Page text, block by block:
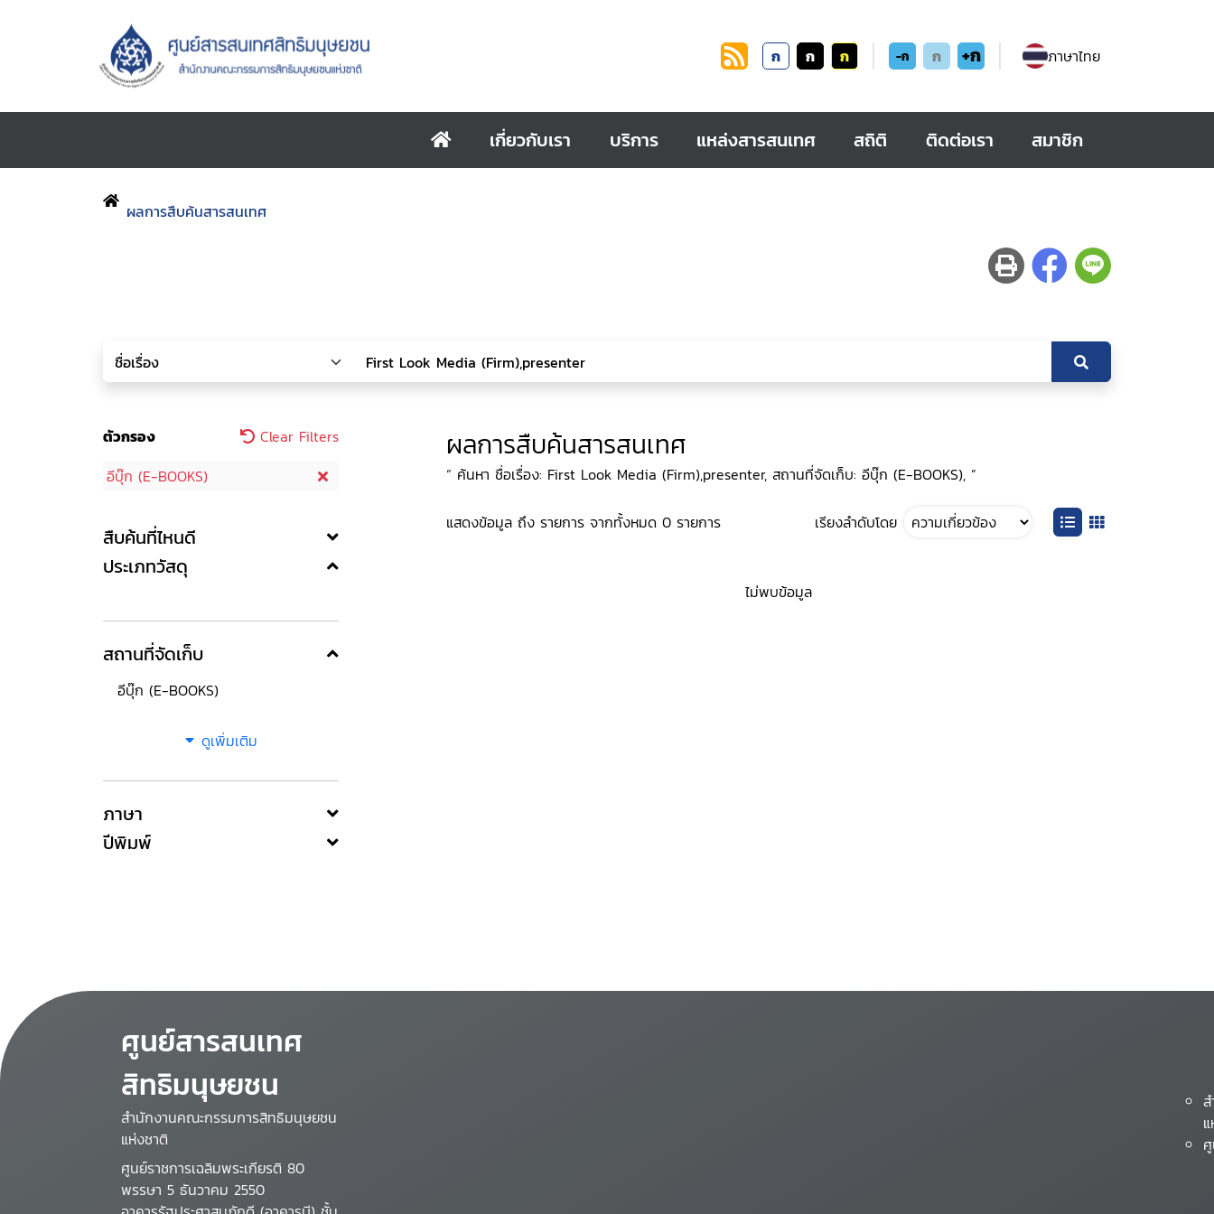
ก ก ก -ก ก +ก ภาษาไทย
เกี่ยวกับเรา บริการ แหล่งสารสนเทศ สถิติ ติดต่อเรา สมาชิก
ผลการสืบค้นสารสนเทศ
ตัวกรอง
Clear Filters
อีบุ๊ก (E-BOOKS)
สืบค้นที่ไหนดี
ประเภทวัสดุ
สถานที่จัดเก็บ
อีบุ๊ก (E-BOOKS)
ดูเพิ่มเติม
ภาษา
ปีพิมพ์
ผลการสืบค้นสารสนเทศ
“ ค้นหา ชื่อเรื่อง: First Look Media (Firm),presenter, สถานที่จัดเก็บ: อีบุ๊ก (E-BOOKS), ”
แสดงข้อมูล ถึง รายการ จากทั้งหมด 0 รายการ เรียงลำดับโดย
ไม่พบข้อมูล
ศูนย์สารสนเทศ
สิทธิมนุษยชน
สำนักงานคณะกรรมการสิทธิมนุษยชน
แห่งชาติ
ศูนย์ราชการเฉลิมพระเกียรติ 80
พรรษา 5 ธันวาคม 2550